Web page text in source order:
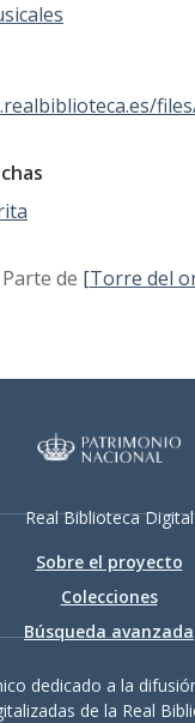
Parte de [Torre del
Real Biblioteca Digital
Sobre el proyecto
Colecciones
Búsqueda avanzada
dedicado a la
de la Real